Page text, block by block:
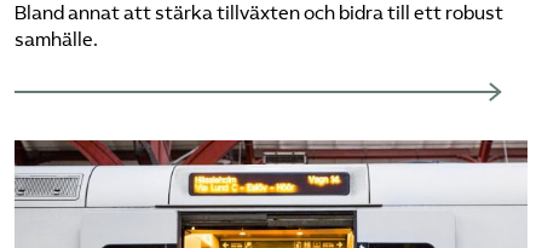
Bland annat att stärka tillväxten och bidra till ett robust
samhälle.